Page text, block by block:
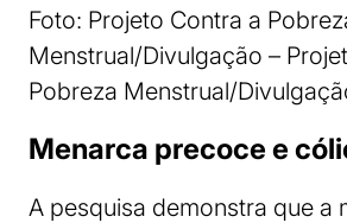
Foto: Projeto Contra a
Menstrual/Divulgação –
Pobreza Menstrual/
Menarca precoce e
A pesquisa demonstra que a